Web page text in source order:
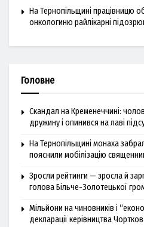
На Тернопільщині працівницю
онкологиню райлікарні
Головне
Скандал на Кременеччині:
дружину і опинився на лаві
На Тернопільщині монаха
пояснили мобілізацію
Зросли рейтинги — зросла й
голова Більче-Золотецької
Мільйони на чиновників і
декларації керівництва